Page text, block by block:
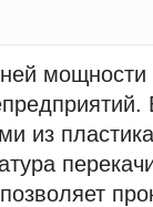
из